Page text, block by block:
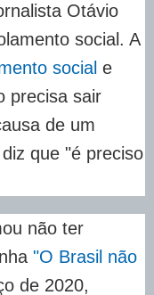
Otávio
social. A
social e
precisa sair
de um
que "é preciso
não ter
"O Brasil não
de 2020,